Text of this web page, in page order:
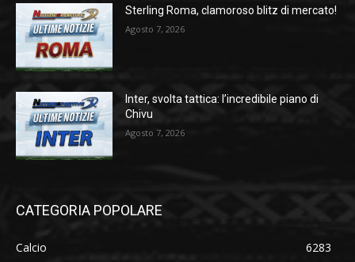
Sterling Roma, clamoroso blitz di mercato!
Agosto 7, 2026
Inter, svolta tattica: l’incredibile piano di
Chivu
Agosto 7, 2026
CATEGORIA POPOLARE
Calcio
6283